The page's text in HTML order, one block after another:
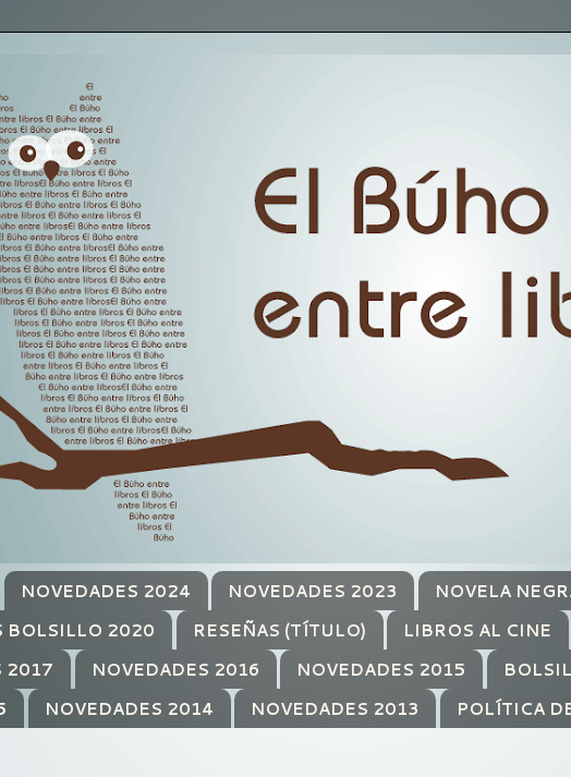
NOVEDADES 2024 NOVEDADES 2023 NOVELA
BOLSILLO 2020 RESEÑAS (TÍTULO) LIBROS AL CINE
2017 NOVEDADES 2016 NOVEDADES 2015
NOVEDADES 2014 NOVEDADES 2013 POLÍTICA